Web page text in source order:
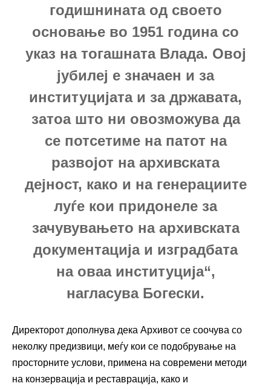
годишнината од своето
основање во 1951 година со
указ на тогашната Влада. Овој
јубилеј е значаен и за
институцијата и за државата,
затоа што ни овозможува да
се потсетиме на патот на
развојот на архивската
дејност, како и на генерациите
луѓе кои придонеле за
зачувувањето на архивската
документација и изградбата
на оваа институција“,
нагласува Богески.
Директорот дополнува дека Архивот се соочува со
неколку предизвици, меѓу кои се подобрување на
просторните услови, примена на современи методи
на конзервација и реставрација, како и